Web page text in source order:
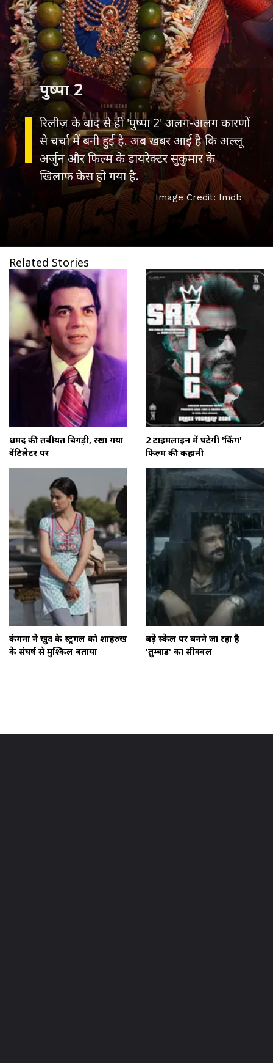
रिलीज़ के बाद से ही 'पुष्पा 2' अलग-अलग कारणों
से चर्चा में बनी हुई है. अब खबर आई है कि अल्लू
अर्जुन और फिल्म के डायरेक्टर सुकुमार के
खिलाफ केस हो गया है.
पुष्पा 2
Image Credit: Imdb
Related Stories
धर्मेंद की तबीयत बिगड़ी, रखा गया
वेंटिलेटर पर
2 टाइमलाइन में घटेगी 'किंग'
फिल्म की कहानी
कंगना ने खुद के स्ट्रगल को शाहरुख
के संघर्ष से मुश्किल बताया
बड़े स्केल पर बनने जा रहा है
'तुम्बाड' का सीक्वल